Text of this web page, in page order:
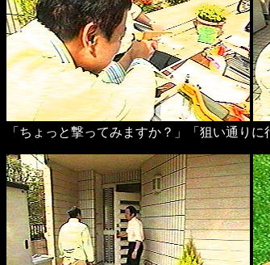
「ちょっと撃ってみますか？」「狙い通り